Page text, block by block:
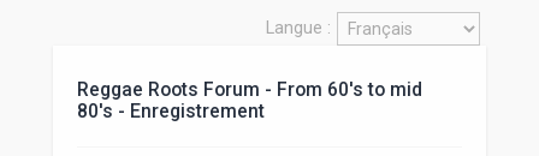
Langue :
Reggae Roots Forum - From 60's to mid
80's - Enregistrement